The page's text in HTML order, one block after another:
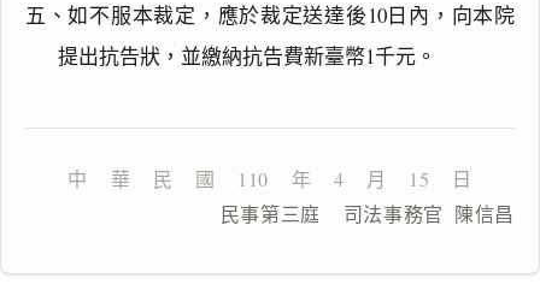
五、如不服本裁定，應於裁定送達後10日內，向本院
提出抗告狀，並繳納抗告費新臺幣1千元。
中    華    民    國    110    年    4    月    15    日
                  民事第三庭    司法事務官  陳信昌
一
全